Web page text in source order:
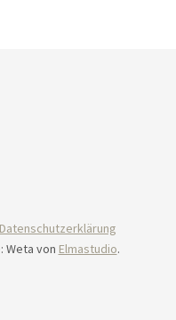
Datenschutzerklärung
Weta von Elmastudio.